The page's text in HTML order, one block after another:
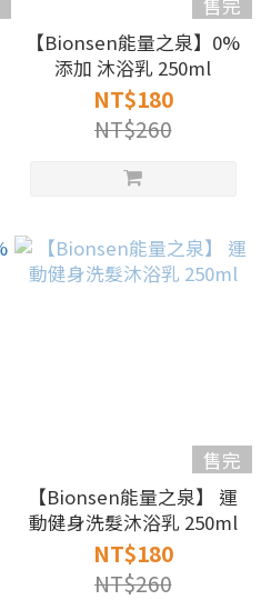
售完
【Bionsen能量之泉】0%
添加 沐浴乳 250ml
NT$180
NT$260
售完
【Bionsen能量之泉】 運
動健身洗髮沐浴乳 250ml
NT$180
NT$260